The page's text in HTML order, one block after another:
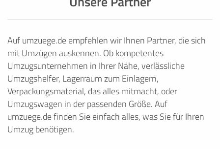
Auf umzuege.de empfehlen wir Ihnen Partner, die sich
mit Umzügen auskennen. Ob kompetentes
Umzugsunternehmen in Ihrer Nähe, verlässliche
Umzugshelfer, Lagerraum zum Einlagern,
Verpackungsmaterial, das alles mitmacht, oder
Umzugswagen in der passenden Größe. Auf
umzuege.de finden Sie einfach alles, was Sie für Ihren
Umzug benötigen.